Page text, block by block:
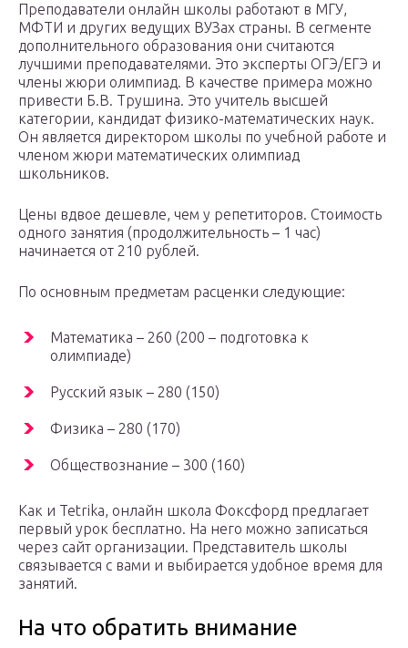
Преподаватели онлайн школы работают в МГУ,
МФТИ и других ведущих ВУЗах страны. В сегменте
дополнительного образования они считаются
лучшими преподавателями. Это эксперты ОГЭ/ЕГЭ и
члены жюри олимпиад. В качестве примера можно
привести Б.В. Трушина. Это учитель высшей
категории, кандидат физико-математических наук.
Он является директором школы по учебной работе и
членом жюри математических олимпиад
школьников.
Цены вдвое дешевле, чем у репетиторов. Стоимость
одного занятия (продолжительность – 1 час)
начинается от 210 рублей.
По основным предметам расценки следующие:
Математика – 260 (200 – подготовка к
олимпиаде)
Русский язык – 280 (150)
Физика – 280 (170)
Обществознание – 300 (160)
Как и Tetrika, онлайн школа Фоксфорд предлагает
первый урок бесплатно. На него можно записаться
через сайт организации. Представитель школы
связывается с вами и выбирается удобное время для
занятий.
На что обратить внимание